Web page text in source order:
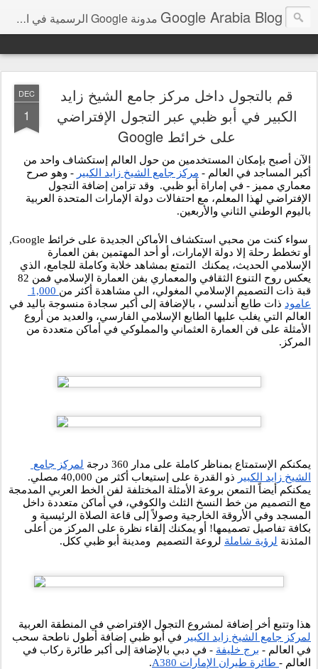
Google Arabia Blog مدونة Google الرسمية في الشرق الأوسط و شمال أفريقيا‎
DEC
1
قم بالتجول داخل مركز جامع الشيخ زايد
الكبير في أبو ظبي عبر التجول الإفتراضي
على خرائط Google
أكبر المساجد في العالم - مركز جامع الشيخ زايد الكبير
باليوم الوطني الثاني والأربعين.
قبة ذات التصميم الإسلامي المغولي، الى مشاهدة أكثر من
عامود
المركز.
يمكنكم الإستمتاع بمناظر كاملة على مدار 360 درجة
الشيخ زايد الكبير
المئذنة لرؤية شاملة لروعة التصميم  ومدينة أبو ظبي ككل.
هذا وتتبع أخر إضافة لمشروع التجول الإفتراضي في المنطقة العربية
لمركز جامع الشيخ زايد الكبير
في العالم - برج خليفة
العالم - طائرة طيران الإمارات A380 .